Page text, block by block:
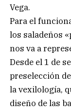
Vega.
Para el
los saladeños
nos va a
Desde el 1 de
preselección
la vexilología,
diseño de las